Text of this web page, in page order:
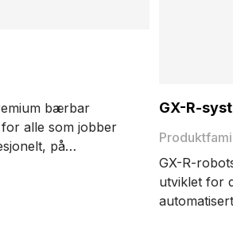
bærbar
alle som jobber
på
GX-R-
GX-R-
utviklet for